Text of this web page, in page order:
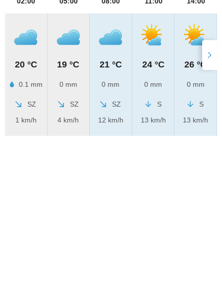
20 °C
0.1 mm
SZ
1 km/h
19 °C
0 mm
SZ
4 km/h
21 °C
0 mm
SZ
12 km/h
24 °C
0 mm
S
13 km/h
26 °C
0 mm
S
13 km/h